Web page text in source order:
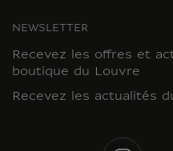
NEWSLETTER
Recevez les offres et
boutique du Louvre
Recevez les actualités